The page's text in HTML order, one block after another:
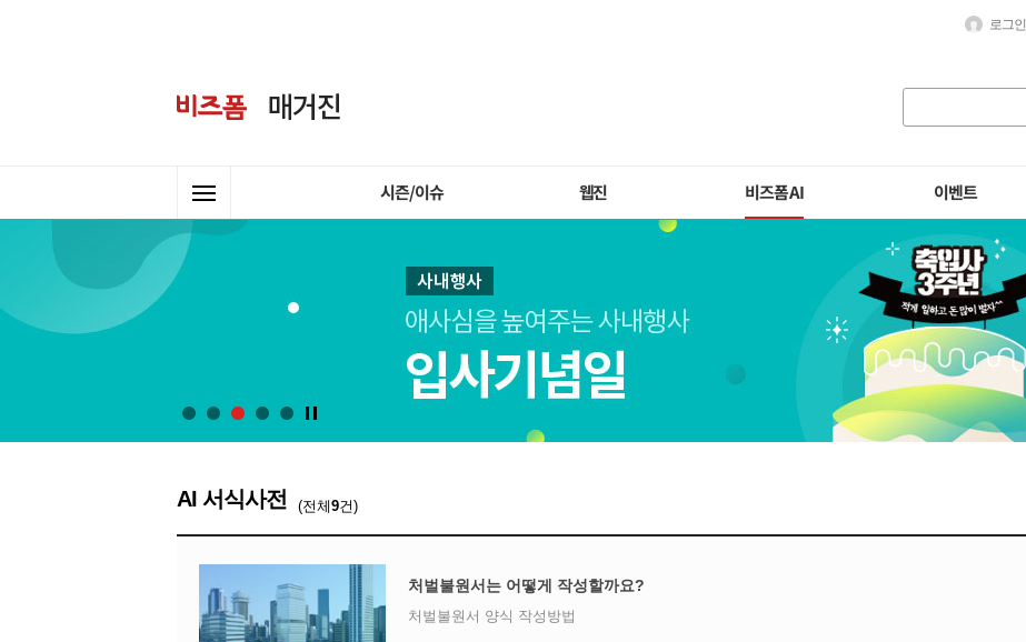
로그인
시즌/이슈 웹진 비즈폼 AI 이벤트
AI 서식사전 (전체9건)
처벌불원서는 어떻게 작성할까요?
처벌불원서 양식 작성방법